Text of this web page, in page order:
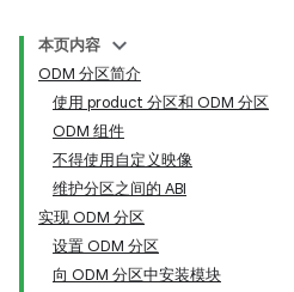
本页内容
ODM 分区简介
使用 product 分区和 ODM 分区
ODM 组件
不得使用自定义映像
维护分区之间的 ABI
实现 ODM 分区
设置 ODM 分区
向 ODM 分区中安装模块